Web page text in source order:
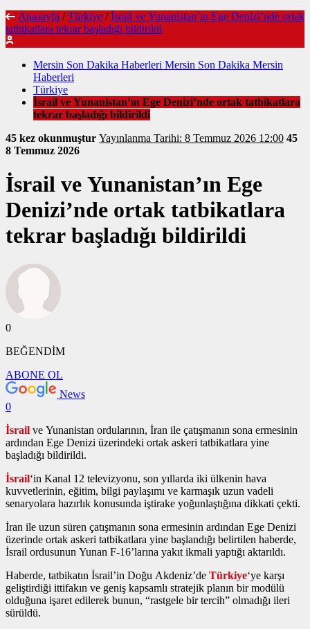
Anasayfa / Türkiye / İsrail ve Yunanistan’ın Ege Denizi’nde ortak
tatbikatlara tekrar başladığı bildirildi
Mersin Son Dakika Haberleri Mersin Son Dakika Mersin
Haberleri
Türkiye
İsrail ve Yunanistan’ın Ege Denizi’nde ortak tatbikatlara
tekrar başladığı bildirildi
45 kez okunmuştur
Yayınlanma Tarihi: 8 Temmuz 2026 12:00 45
8 Temmuz 2026
İsrail ve Yunanistan’ın Ege
Denizi’nde ortak tatbikatlara
tekrar başladığı bildirildi
0
BEĞENDİM
ABONE OL
News
0
İsrail ve Yunanistan ordularının, İran ile çatışmanın sona ermesinin
ardından Ege Denizi üzerindeki ortak askeri tatbikatlara yine
başladığı bildirildi.
İsrail‘in Kanal 12 televizyonu, son yıllarda iki ülkenin hava
kuvvetlerinin, eğitim, bilgi paylaşımı ve karmaşık uzun vadeli
senaryolara hazırlık konusunda iştirake yoğunlaştığına dikkati çekti.
İran ile uzun süren çatışmanın sona ermesinin ardından Ege Denizi
üzerinde ortak askeri tatbikatlara yine başlandığı belirtilen haberde,
İsrail ordusunun Yunan F-16’larına yakıt ikmali yaptığı aktarıldı.
Haberde, tatbikatın İsrail’in Doğu Akdeniz’de Türkiye‘ye karşı
geliştirdiği ittifakın ve geniş kapsamlı stratejik planın bir modülü
olduğuna işaret edilerek bunun, “rastgele bir tercih” olmadığı ileri
sürüldü.